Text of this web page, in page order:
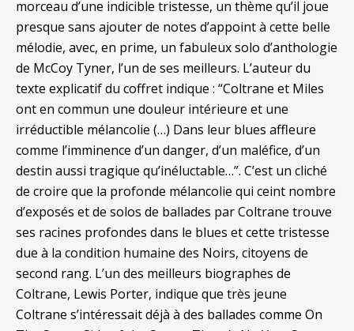
morceau d’une indicible tristesse, un thème qu’il joue
presque sans ajouter de notes d’appoint à cette belle
mélodie, avec, en prime, un fabuleux solo d’anthologie
de McCoy Tyner, l’un de ses meilleurs. L’auteur du
texte explicatif du coffret indique : “Coltrane et Miles
ont en commun une douleur intérieure et une
irréductible mélancolie (…) Dans leur blues affleure
comme l’imminence d’un danger, d’un maléfice, d’un
destin aussi tragique qu’inéluctable…”. C’est un cliché
de croire que la profonde mélancolie qui ceint nombre
d’exposés et de solos de ballades par Coltrane trouve
ses racines profondes dans le blues et cette tristesse
due à la condition humaine des Noirs, citoyens de
second rang. L’un des meilleurs biographes de
Coltrane, Lewis Porter, indique que très jeune
Coltrane s’intéressait déjà à des ballades comme On